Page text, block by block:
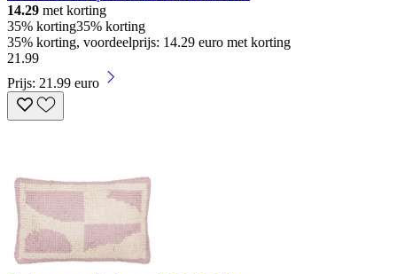
14.29 met korting
35% korting35% korting
35% korting, voordeelprijs: 14.29 euro met korting
21 .99
Prijs: 21.99 euro